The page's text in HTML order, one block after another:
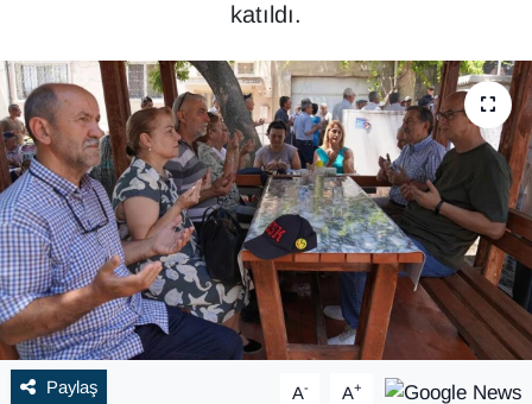
katıldı.
Paylaş A- A+